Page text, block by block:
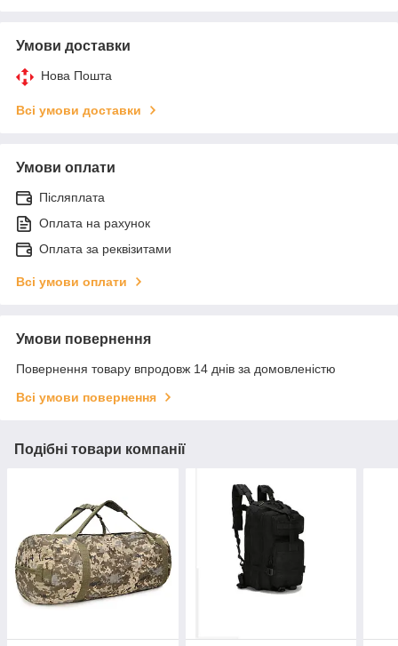
Умови доставки
Нова Пошта
Всі умови доставки
Умови оплати
Післяплата
Оплата на рахунок
Оплата за реквізитами
Всі умови оплати
Умови повернення
Повернення товару впродовж 14 днів за домовленістю
Всі умови повернення
Подібні товари компанії